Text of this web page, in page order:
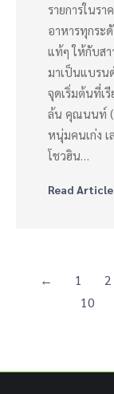
รายการในร
อาหารทุกระ
แท้ๆ ให้กับส
มาเป็นแบรน
จุดเริ่มต้นที่เ
ล้น คุณนนท์ (
หนุ่มคนเก่ง เ
โชวฮิน…
Read Article
← 1 2
10